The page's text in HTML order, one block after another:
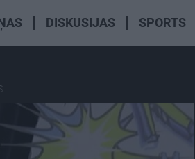
DISKUSIJAS SPORTS